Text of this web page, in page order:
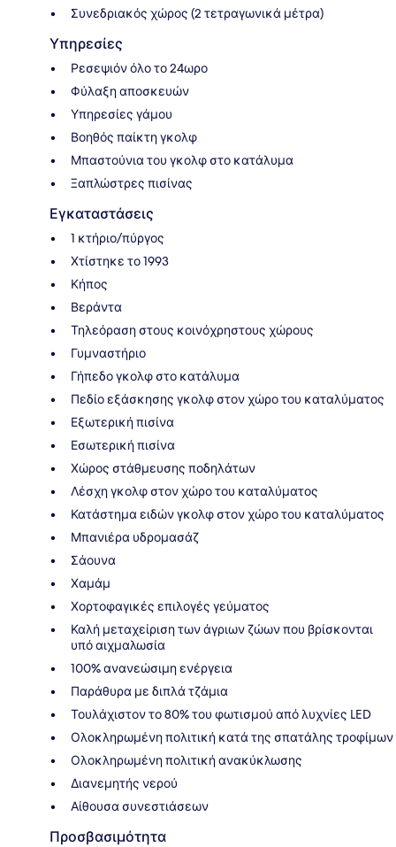
Συνεδριακός χώρος (2 τετραγωνικά μέτρα)
Υπηρεσίες
Ρεσεψιόν όλο το 24ωρο
Φύλαξη αποσκευών
Υπηρεσίες γάμου
Βοηθός παίκτη γκολφ
Μπαστούνια του γκολφ στο κατάλυμα
Ξαπλώστρες πισίνας
Εγκαταστάσεις
1 κτήριο/πύργος
Χτίστηκε το 1993
Κήπος
Βεράντα
Τηλεόραση στους κοινόχρηστους χώρους
Γυμναστήριο
Γήπεδο γκολφ στο κατάλυμα
Πεδίο εξάσκησης γκολφ στον χώρο του καταλύματος
Εξωτερική πισίνα
Εσωτερική πισίνα
Χώρος στάθμευσης ποδηλάτων
Λέσχη γκολφ στον χώρο του καταλύματος
Κατάστημα ειδών γκολφ στον χώρο του καταλύματος
Μπανιέρα υδρομασάζ
Σάουνα
Χαμάμ
Χορτοφαγικές επιλογές γεύματος
Καλή μεταχείριση των άγριων ζώων που βρίσκονται
υπό αιχμαλωσία
100% ανανεώσιμη ενέργεια
Παράθυρα με διπλά τζάμια
Τουλάχιστον το 80% του φωτισμού από λυχνίες LED
Ολοκληρωμένη πολιτική κατά της σπατάλης τροφίμων
Ολοκληρωμένη πολιτική ανακύκλωσης
Διανεμητής νερού
Αίθουσα συνεστιάσεων
Προσβασιμότητα